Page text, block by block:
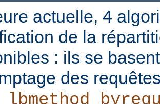
actuelle, 4
de la
: ils se
des